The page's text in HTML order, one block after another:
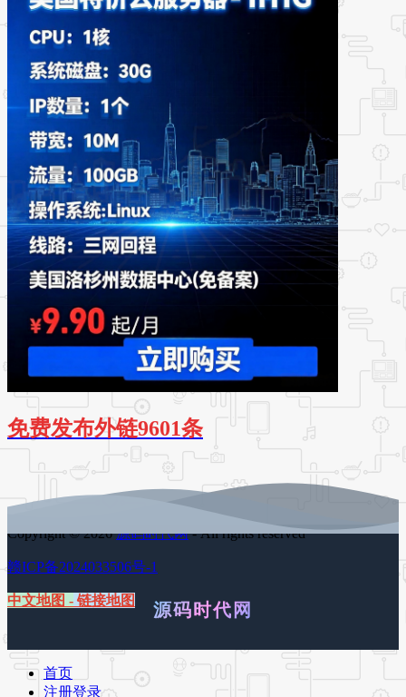
免费发布外链9601条
Copyright © 2026源码时代网- All rights reserved
赣ICP备2024033506号-1
中文地图 - 链接地图 源码时代网
首页
注册登录